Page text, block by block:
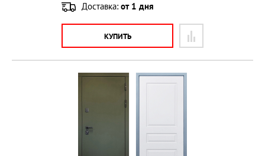
Доставка: от 1 дня
КУПИТЬ